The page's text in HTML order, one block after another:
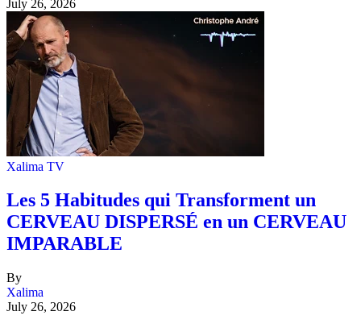
July 26, 2026
Xalima TV
Les 5 Habitudes qui Transforment un
CERVEAU DISPERSÉ en un CERVEAU
IMPARABLE
By
Xalima
July 26, 2026